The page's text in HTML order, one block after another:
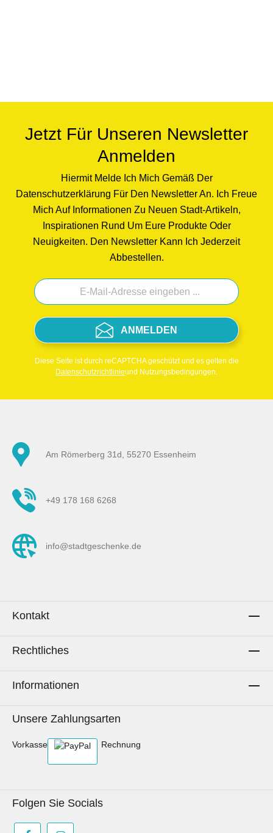
Jetzt Für Unseren Newsletter
Anmelden
Hiermit Melde Ich Mich Gemäß Der
Datenschutzerklärung Für Den Newsletter An. Ich Freue
Mich Auf Informationen Zu Neuen Stadt-Artikeln,
Inspirationen Rund Um Eure Produkte Oder
Neuigkeiten. Den Newsletter Kann Ich Jederzeit
Abbestellen.
ANMELDEN
Diese Seite ist durch reCAPTCHA geschützt und es gelten die
Datenschutzrichtlinieund Nutzungsbedingungen.
Am Römerberg 31d, 55270 Essenheim
+49 178 168 6268
info@stadtgeschenke.de
Kontakt
Rechtliches
Informationen
Unsere Zahlungsarten
Vorkasse Rechnung
Folgen Sie Socials